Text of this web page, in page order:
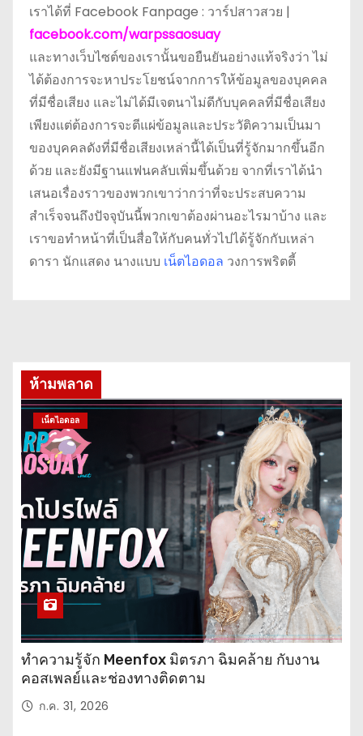
เราได้ที่ Facebook Fanpage : วาร์ปสาวสวย |
facebook.com/warpssaosuay
และทางเว็บไซต์ของเรานั้นขอยืนยันอย่างแท้จริงว่า ไม่
ได้ต้องการจะหาประโยชน์จากการให้ข้อมูลของบุคคล
ที่มีชื่อเสียง และไม่ได้มีเจตนาไม่ดีกับบุคคลที่มีชื่อเสียง
เพียงแต่ต้องการจะตีแผ่ข้อมูลและประวัติความเป็นมา
ของบุคคลดังที่มีชื่อเสียงเหล่านี้ได้เป็นที่รู้จักมากขึ้นอีก
ด้วย และยังมีฐานแฟนคลับเพิ่มขึ้นด้วย จากที่เราได้นำ
เสนอเรื่องราวของพวกเขาว่ากว่าที่จะประสบความ
สำเร็จจนถึงปัจจุบันนี้พวกเขาต้องผ่านอะไรมาบ้าง และ
เราขอทำหน้าที่เป็นสื่อให้กับคนทั่วไปได้รู้จักกับเหล่า
ดารา นักแสดง นางแบบ เน็ตไอดอล วงการพริตตี้
ห้ามพลาด
เน็ตไอดอล
ทำความรู้จัก Meenfox มิตรภา ฉิมคล้าย กับงาน
คอสเพลย์และช่องทางติดตาม
ก.ค. 31, 2026